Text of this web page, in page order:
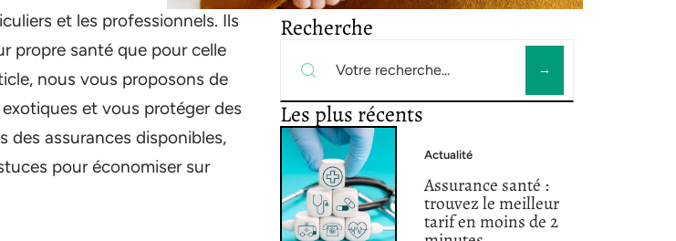
et les professionnels. Ils
propre santé que pour celle
nous vous proposons de
et vous protéger des
des assurances disponibles,
pour économiser sur
Recherche
Les plus récents
Actualité
Assurance santé :
trouvez le meilleur
tarif en moins de 2